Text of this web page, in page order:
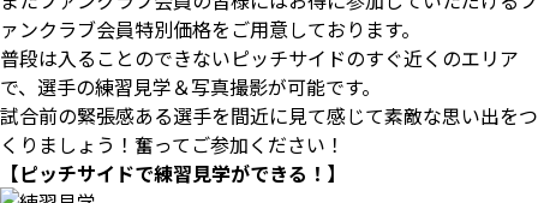
ァンクラブ会員特別価格をご用意しております。
普段は入ることのできないピッチサイドのすぐ近くのエリア
で、選手の練習見学＆写真撮影が可能です。
試合前の緊張感ある選手を間近に見て感じて素敵な思い出をつ
くりましょう！奮ってご参加ください！
【ピッチサイドで練習見学ができる！】